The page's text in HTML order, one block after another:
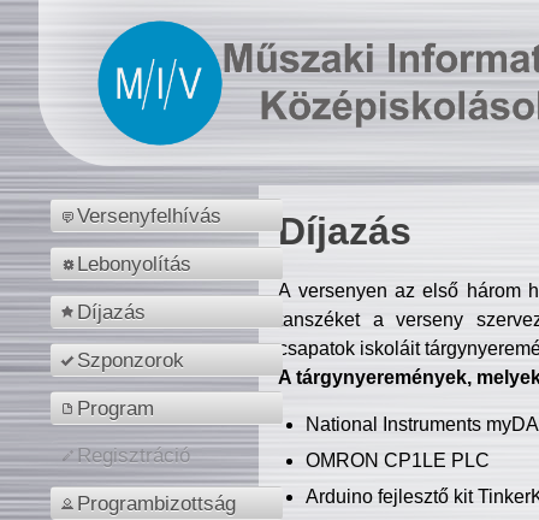
Versenyfelhívás
Lebonyolítás
Díjazás
Szponzorok
Program
Regisztráció
Programbizottság
Díjazás
A versenyen az első három
tanszéket a verseny
csapatok iskoláit
A tárgynyeremények,
National Instruments
OMRON CP1LE PLC
Arduino fejlesztő kit